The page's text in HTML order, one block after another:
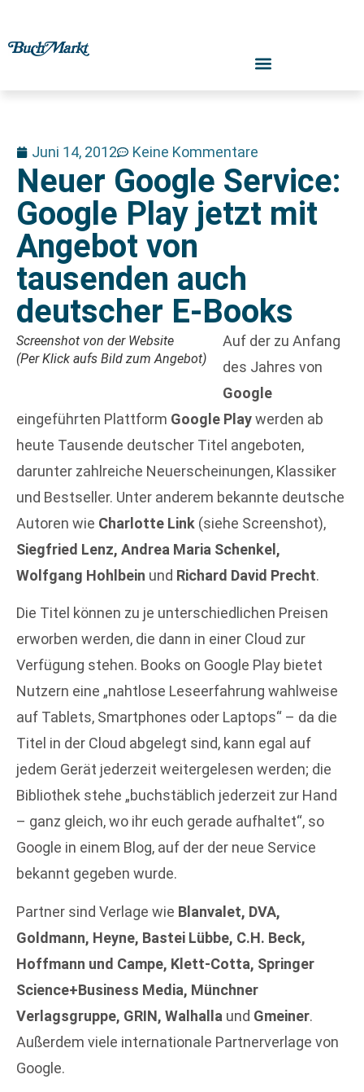
Juni 14, 2012 Keine Kommentare
Neuer Google Service:
Google Play jetzt mit
Angebot von
tausenden auch
deutscher E-Books
Screenshot von der Website
(Per Klick aufs Bild zum Angebot)
Auf der zu Anfang
des Jahres von
Google
eingeführten Plattform Google Playwerden ab
heute Tausende deutscher Titel angeboten,
darunter zahlreiche Neuerscheinungen, Klassiker
und Bestseller. Unter anderem bekannte deutsche
Autoren wie Charlotte Link (siehe Screenshot),
Siegfried Lenz, Andrea Maria Schenkel,
Wolfgang Hohlbein und Richard David Precht.
Die Titel können zu je unterschiedlichen Preisen
erworben werden, die dann in einer Cloud zur
Verfügung stehen. Books on Google Play bietet
Nutzern eine „nahtlose Leseerfahrung wahlweise
auf Tablets, Smartphones oder Laptops“ – da die
Titel in der Cloud abgelegt sind, kann egal auf
jedem Gerät jederzeit weitergelesen werden; die
Bibliothek stehe „buchstäblich jederzeit zur Hand
– ganz gleich, wo ihr euch gerade aufhaltet“, so
Google in einem Blog, auf der der neue Service
bekannt gegeben wurde.
Partner sind Verlage wie Blanvalet, DVA,
Goldmann, Heyne, Bastei Lübbe, C.H. Beck,
Hoffmann und Campe, Klett-Cotta, Springer
Science+Business Media, Münchner
Verlagsgruppe, GRIN, Walhalla und Gmeiner.
Außerdem viele internationale Partnerverlage von
Google.